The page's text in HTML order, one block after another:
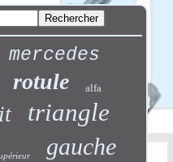
mercedes
rotule alfa
triangle
gauche